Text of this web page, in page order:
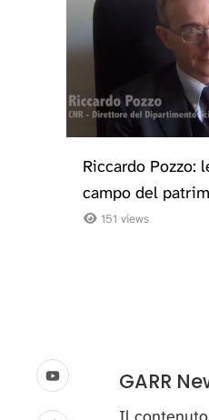
Riccardo Pozzo:
campo del
151 views
GARR